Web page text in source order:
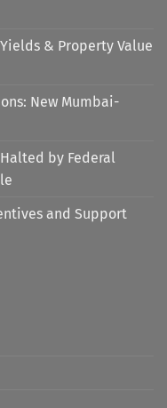
& Property Value
New Mumbai-
by Federal
and Support